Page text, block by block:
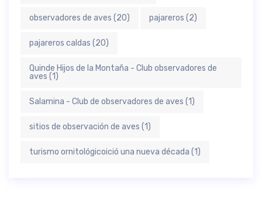
observadores de aves (20) pajareros (2)
pajareros caldas (20)
Quinde Hijos de la Montaña - Club observadores de
aves (1)
Salamina - Club de observadores de aves (1)
sitios de observación de aves (1)
turismo ornitológicoició una nueva década (1)